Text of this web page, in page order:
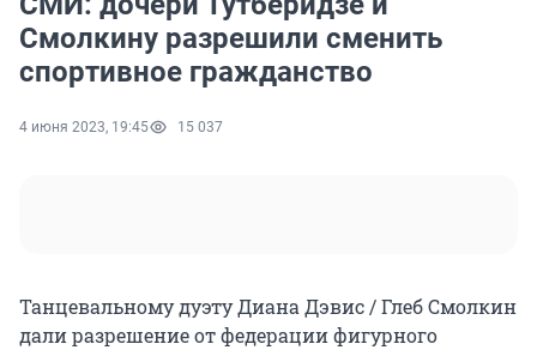
Смолкину разрешили сменить
спортивное гражданство
4 июня 2023, 19:45 15 037
Танцевальному дуэту Диана Дэвис / Глеб Смолкин
дали разрешение от федерации фигурного